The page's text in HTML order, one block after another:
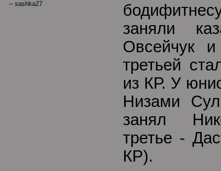
-- sashka27
заняли
Овсейчук
третьей
из КР. У
Низами
занял
третье -
КР).